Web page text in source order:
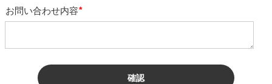
お問い合わせ内容